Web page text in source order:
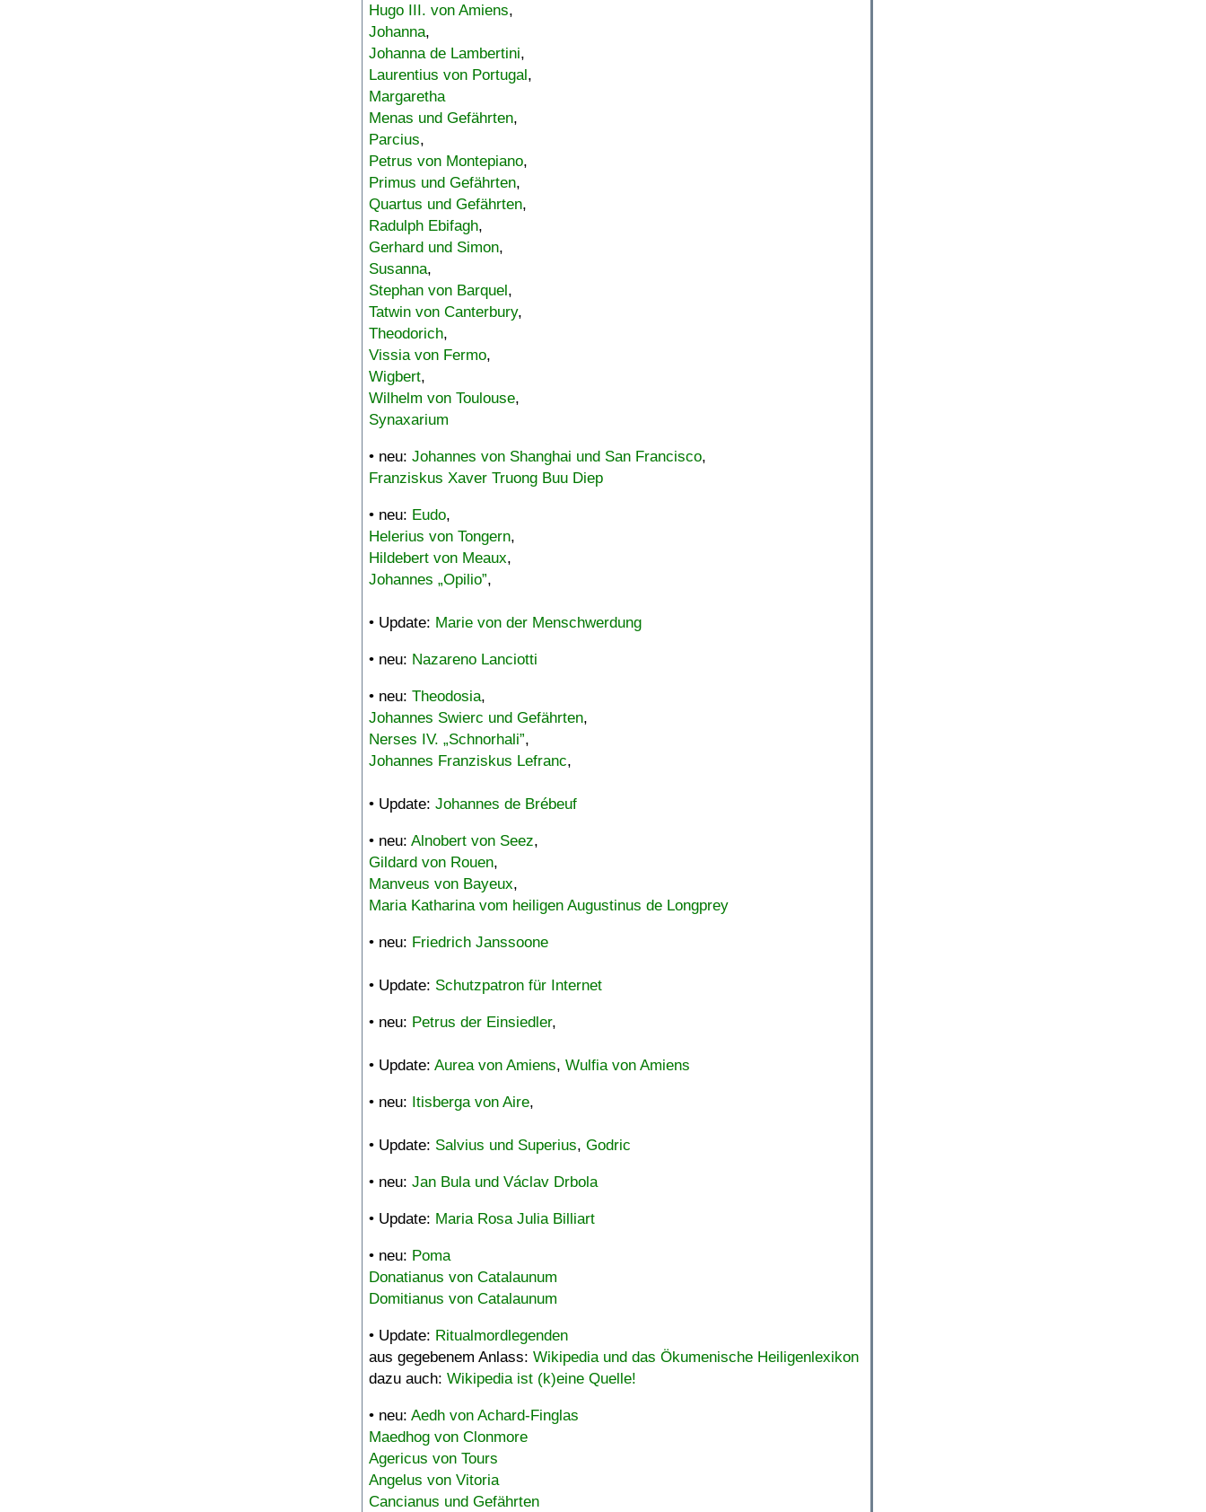
Hugo III. von Amiens,
Johanna,
Johanna de Lambertini,
Laurentius von Portugal,
Margaretha
Menas und Gefährten,
Parcius,
Petrus von Montepiano,
Primus und Gefährten,
Quartus und Gefährten,
Radulph Ebifagh,
Gerhard und Simon,
Susanna,
Stephan von Barquel,
Tatwin von Canterbury,
Theodorich,
Vissia von Fermo,
Wigbert,
Wilhelm von Toulouse,
Synaxarium
• neu: Johannes von Shanghai und San Francisco,
Franziskus Xaver Truong Buu Diep
• neu: Eudo,
Helerius von Tongern,
Hildebert von Meaux,
Johannes „Opilio”,
• Update: Marie von der Menschwerdung
• neu: Nazareno Lanciotti
• neu: Theodosia,
Johannes Swierc und Gefährten,
Nerses IV. „Schnorhali”,
Johannes Franziskus Lefranc,
• Update: Johannes de Brébeuf
• neu: Alnobert von Seez,
Gildard von Rouen,
Manveus von Bayeux,
Maria Katharina vom heiligen Augustinus de Longprey
• neu: Friedrich Janssoone
• Update: Schutzpatron für Internet
• neu: Petrus der Einsiedler,
• Update: Aurea von Amiens, Wulfia von Amiens
• neu: Itisberga von Aire,
• Update: Salvius und Superius, Godric
• neu: Jan Bula und Václav Drbola
• Update: Maria Rosa Julia Billiart
• neu: Poma
Donatianus von Catalaunum
Domitianus von Catalaunum
• Update: Ritualmordlegenden
aus gegebenem Anlass: Wikipedia und das Ökumenische Heiligenlexikon
dazu auch: Wikipedia ist (k)eine Quelle!
• neu: Aedh von Achard-Finglas
Maedhog von Clonmore
Agericus von Tours
Angelus von Vitoria
Cancianus und Gefährten